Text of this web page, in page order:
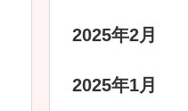
2025年2月
2025年1月